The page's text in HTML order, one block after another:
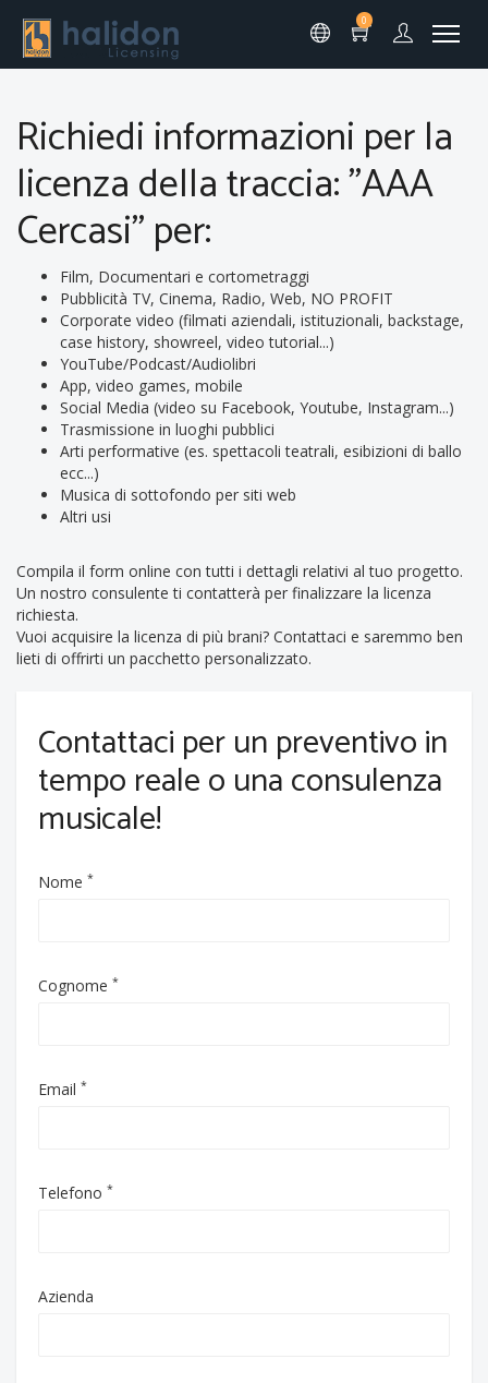
0
Richiedi informazioni per la
licenza della traccia: "AAA
Cercasi" per:
Film, Documentari e cortometraggi
Pubblicità TV, Cinema, Radio, Web, NO PROFIT
Corporate video (filmati aziendali, istituzionali, backstage,
case history, showreel, video tutorial...)
YouTube/Podcast/Audiolibri
App, video games, mobile
Social Media (video su Facebook, Youtube, Instagram...)
Trasmissione in luoghi pubblici
Arti performative (es. spettacoli teatrali, esibizioni di ballo
ecc...)
Musica di sottofondo per siti web
Altri usi
Compila il form online con tutti i dettagli relativi al tuo progetto.
Un nostro consulente ti contatterà per finalizzare la licenza
richiesta.
Vuoi acquisire la licenza di più brani? Contattaci e saremmo ben
lieti di offrirti un pacchetto personalizzato.
Contattaci per un preventivo in
tempo reale o una consulenza
musicale!
Nome *
Cognome *
Email *
Telefono *
Azienda